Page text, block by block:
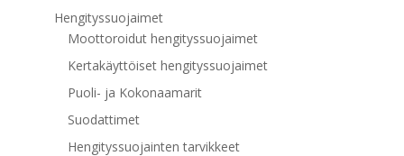
Hengityssuojaimet
Moottoroidut hengityssuojaimet
Kertakäyttöiset hengityssuojaimet
Puoli- ja Kokonaamarit
Suodattimet
Hengityssuojainten tarvikkeet